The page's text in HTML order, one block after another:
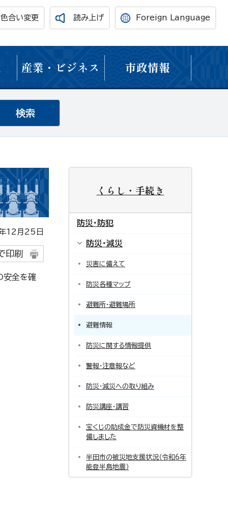
色合い変更 読み上げ Foreign Language
産業・ビジネス 市政情報
12月25日
印刷
安全を確
くらし・手続き
防災・防犯
防災・減災
災害に備えて
防災各種マップ
避難所・避難場所
避難情報
防災に関する情報提供
警報・注意報など
防災・減災への取り組み
防災講座・講習
宝くじの助成金で防災資機材を整
備しました
半田市の被災地支援状況（令和6年
能登半島地震）